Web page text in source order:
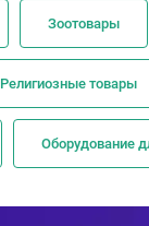
Зоотовары
Религиозные товары
Оборудование